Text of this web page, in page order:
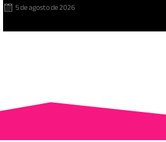
5 de agosto de 2026